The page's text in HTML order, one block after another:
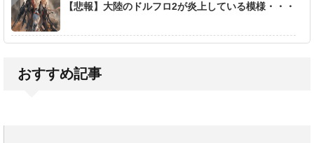
【悲報】大陸のドルフロ2が炎上している模様・・・
おすすめ記事